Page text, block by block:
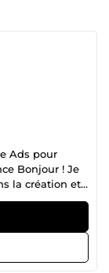
Ads pour
Bonjour ! Je
la création et
objectif est de
et à
du